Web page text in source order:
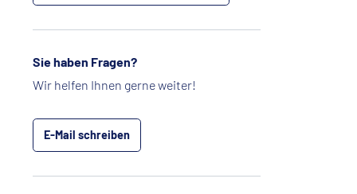
Sie haben Fragen?
Wir helfen Ihnen gerne weiter!
E-Mail schreiben